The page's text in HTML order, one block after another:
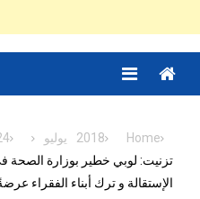
Menu
Home
2018 يوليو
تزنيت: لوبي خطير بوزارة الصحة
الإستقالة و ترك أبناء الفقراء